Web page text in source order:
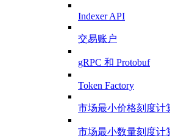
Indexer API
交易账户
gRPC 和 Protobuf
Token Factory
市场最小价格刻度计
市场最小数量刻度计